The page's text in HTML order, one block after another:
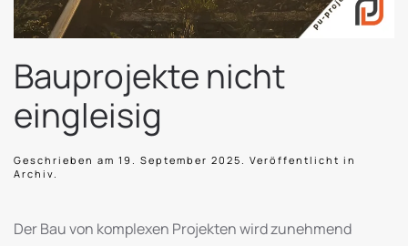
Bauprojekte nicht
eingleisig
Geschrieben am 19. September 2025
. Veröffentlicht in
Archiv
Der Bau von komplexen Projekten wird zunehmend